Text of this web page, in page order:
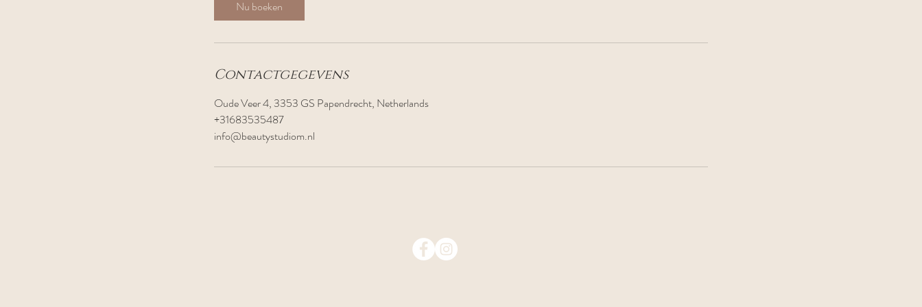
n
Nu boeken
Contactgegevens
Oude Veer 4, 3353 GS Papendrecht, Netherlands
+31683535487
info@beautystudiom.nl